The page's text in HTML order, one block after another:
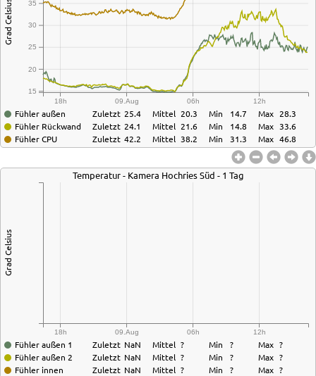
18h 09.Aug 06h 12h
15
20
25
30
35
Grad Celsius
Fühler außen
Fühler Rückwand
Fühler CPU
Zuletzt
Zuletzt
Zuletzt
25.4
24.1
42.2
Mittel
Mittel
Mittel
20.3
21.6
38.2
Min
Min
Min
14.7
14.8
31.3
Max
Max
Max
28.3
33.6
46.8
Temperatur - Kamera Hochries Süd - 1 Tag
18h 09.Aug 06h 12h
Grad Celsius
Fühler außen 1
Fühler außen 2
Fühler innen
Zuletzt
Zuletzt
Zuletzt
NaN
NaN
NaN
Mittel
Mittel
Mittel
?
?
?
Min
Min
Min
?
?
?
Max
Max
Max
?
?
?